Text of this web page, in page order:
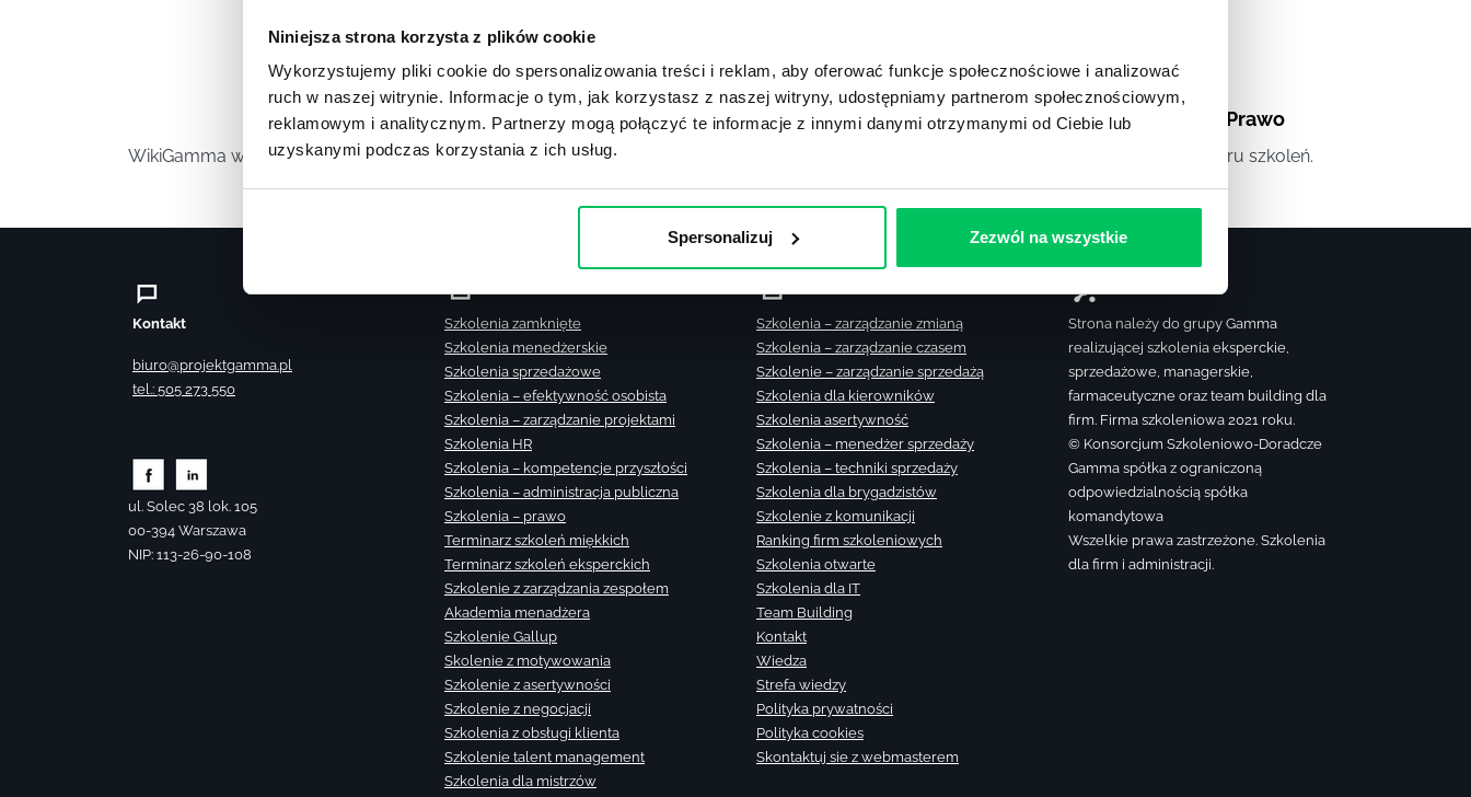
Niniejsza strona korzysta z plików cookie
Wykorzystujemy pliki cookie do spersonalizowania treści i reklam, aby oferować funkcje społecznościowe i analizować
ruch w naszej witrynie. Informacje o tym, jak korzystasz z naszej witryny, udostępniamy partnerom społecznościowym,
reklamowym i analitycznym. Partnerzy mogą połączyć te informacje z innymi danymi otrzymanymi od Ciebie lub
uzyskanymi podczas korzystania z ich usług.
Spersonalizuj Zezwól na wszystkie
Video
WikiGamma w formacie video.
Recenzje ,Stanowiska pracy
Recenzje książek, lista najpopularniejszych
Artykuły, Artykuły cd. Prawo
Standardowe informacje z obszaru szkoleń.
Kontakt
biuro@projektgamma.pl
tel.: 505 273 550
ul. Solec 38 lok. 105
00-394 Warszawa
NIP: 113-26-90-108
Szkolenia zamknięte
Szkolenia menedżerskie
Szkolenia sprzedażowe
Szkolenia – efektywność osobista
Szkolenia – zarządzanie projektami
Szkolenia HR
Szkolenia – kompetencje przyszłości
Szkolenia – administracja publiczna
Szkolenia – prawo
Terminarz szkoleń miękkich
Terminarz szkoleń eksperckich
Szkolenie z zarządzania zespołem
Akademia menadżera
Szkolenie Gallup
Skolenie z motywowania
Szkolenie z asertywności
Szkolenie z negocjacji
Szkolenia z obsługi klienta
Szkolenie talent management
Szkolenia dla mistrzów
Szkolenia – zarządzanie zmianą
Szkolenia – zarządzanie czasem
Szkolenie – zarządzanie sprzedażą
Szkolenia dla kierowników
Szkolenia asertywność
Szkolenia – menedżer sprzedaży
Szkolenia – techniki sprzedaży
Szkolenia dla brygadzistów
Szkolenie z komunikacji
Ranking firm szkoleniowych
Szkolenia otwarte
Szkolenia dla IT
Team Building
Kontakt
Wiedza
Strefa wiedzy
Polityka prywatności
Polityka cookies
Skontaktuj sie z webmasterem
Strona należy do grupy Gamma
realizującej szkolenia eksperckie,
sprzedażowe, managerskie,
farmaceutyczne oraz team building dla
firm. Firma szkoleniowa 2021 roku.
© Konsorcjum Szkoleniowo-Doradcze
Gamma spółka z ograniczoną
odpowiedzialnością spółka
komandytowa
Wszelkie prawa zastrzeżone. Szkolenia
dla firm i administracji.